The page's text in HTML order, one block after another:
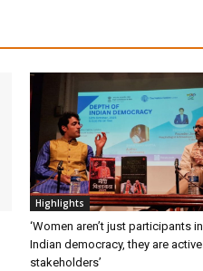
Highlights
‘Women aren’t just participants in
Indian democracy, they are active
stakeholders’